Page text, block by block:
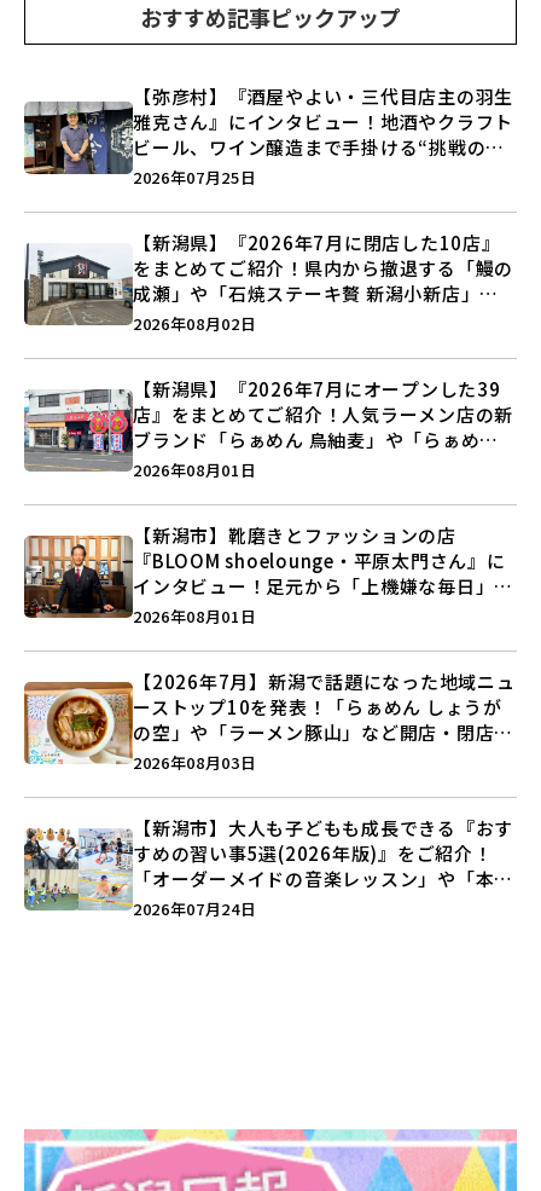
おすすめ記事ピックアップ
【弥彦村】『酒屋やよい・三代目店主の羽生
雅克さん』にインタビュー！地酒やクラフト
ビール、ワイン醸造まで手掛ける“挑戦の歴
史”に迫る♪
2026年07月25日
【新潟県】『2026年7月に閉店した10店』
をまとめてご紹介！県内から撤退する「鰻の
成瀬」や「石焼ステーキ贅 新潟小新店」が
営業に幕…。
2026年08月02日
【新潟県】『2026年7月にオープンした39
店』をまとめてご紹介！人気ラーメン店の新
ブランド「らぁめん 鳥紬麦」や「らぁめん
しょうがの空」など盛りだくさん♪
2026年08月01日
【新潟市】靴磨きとファッションの店
『BLOOM shoelounge・平原太門さん』に
インタビュー！足元から「上機嫌な毎日」を
つくる装いの提案とは？
2026年08月01日
【2026年7月】新潟で話題になった地域ニュ
ーストップ10を発表！「らぁめん しょうが
の空」や「ラーメン豚山」など開店・閉店の
注目記事をランキングでご紹介♪
2026年08月03日
【新潟市】大人も子どもも成長できる『おす
すめの習い事5選(2026年版)』をご紹介！
「オーダーメイドの音楽レッスン」や「本格
キックボクシング」で新しい自分を見つけよ
2026年07月24日